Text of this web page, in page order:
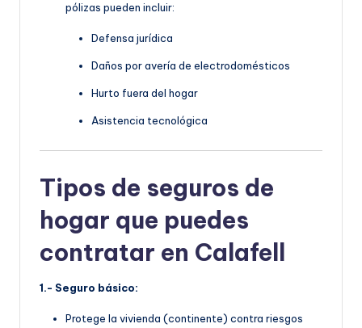
pólizas pueden incluir:
Defensa jurídica
Daños por avería de electrodomésticos
Hurto fuera del hogar
Asistencia tecnológica
Tipos de seguros de
hogar que puedes
contratar en Calafell
1.- Seguro básico:
Protege la vivienda (continente) contra riesgos